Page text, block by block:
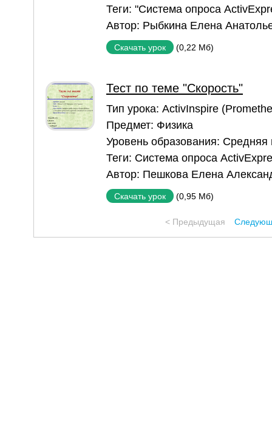
Теги: "Система опроса
Автор: Рыбкина Елена
Скачать урок (0,22 Мб)
Тест по теме "Скорость"
Тип урока: ActivInspire
Предмет: Физика
Уровень образования: Средняя
Теги: Система опроса
Автор: Пешкова Елена
Скачать урок (0,95 Мб)
< Предыдущая